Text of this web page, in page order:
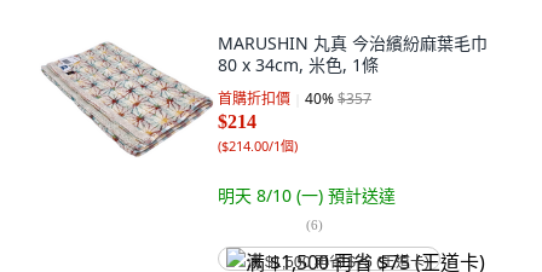
MARUSHIN 丸真 今治繽紛麻葉毛巾
80 x 34cm, 米色, 1條
首購折扣價 40%$357
$214
($214.00/1個)
明天 8/10 (一) 預計送達
(6)
满 $1,500 再省 $75 (王道卡)